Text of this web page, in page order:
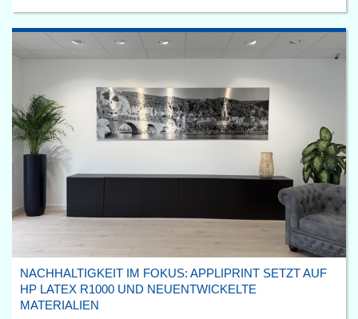
NACHHALTIGKEIT IM FOKUS: APPLIPRINT SETZT AUF
HP LATEX R1000 UND NEUENTWICKELTE
MATERIALIEN